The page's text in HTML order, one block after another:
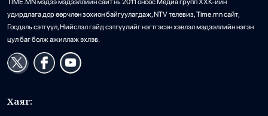
TIME.MN мэдээ мэдээллийн сайт нь 2011 оноос Медиа групп ХХК-ийн
удирдлага дор өөрчлөн зохион байгуулагдаж, NTV телевиз, Time.mn сайт,
Гоодаль сэтгүүл, Нийслэл гайд сэтгүүлийг нэгтгэсэн хэвлэл мэдээллийн нэгэн
цул баг болж ажиллаж эхлэв.
Хаяг: